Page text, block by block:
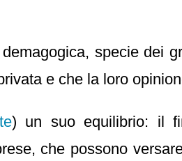
specie dei
e che la loro
) un suo equilibrio: il
che possono